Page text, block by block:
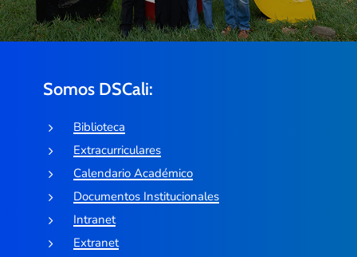
Somos DSCali:
Biblioteca
Extracurriculares
Calendario Académico
Documentos Institucionales
Intranet
Extranet